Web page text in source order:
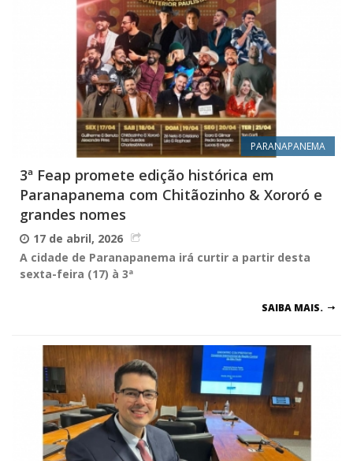
PARANAPANEMA
3ª Feap promete edição histórica em
Paranapanema com Chitãozinho & Xororó e
grandes nomes
17 de abril, 2026
A cidade de Paranapanema irá curtir a partir desta
sexta-feira (17) à 3ª
SAIBA MAIS.